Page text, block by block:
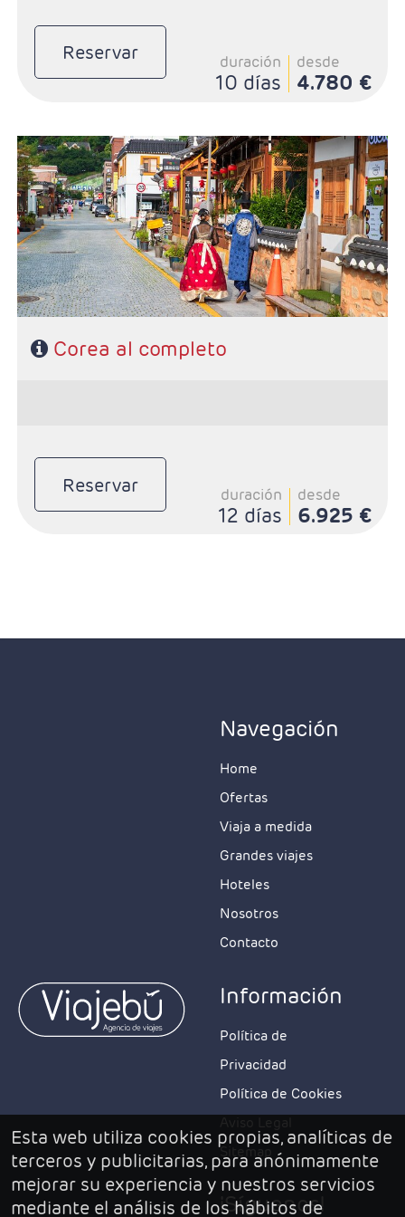
Reservar duración
10 días
desde
4.780 €
- Salidas: Domingos según calendario
- Ruta: 5 noches Seúl, 3 noches Busán, 1 noche Yesou y
1 noche Jeonju
- Régimen: Desayuno diario y 5 almuerzos
- Categoría Hotelera: Primera Sup
Corea al completo
Reservar duración
12 días
desde
6.925 €
Navegación
Home
Ofertas
Viaja a medida
Grandes viajes
Hoteles
Nosotros
Contacto
Información
Política de
Privacidad
Política de Cookies
Sitemap
¡Síguenos!
Esta web utiliza cookies propias, analíticas de
terceros y publicitarias, para anónimamente
mejorar su experiencia y nuestros servicios
mediante el análisis de los hábitos de